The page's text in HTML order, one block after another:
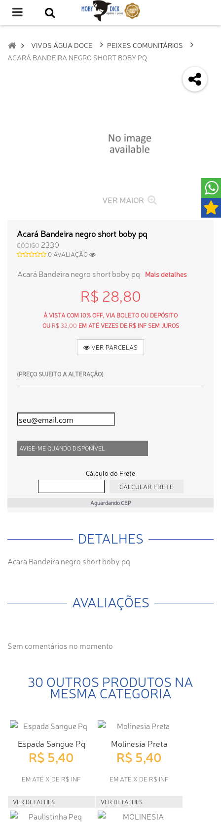
VIVOS ÁGUA DOCE
PEIXES COMUNITÁRIOS
ACARÁ BANDEIRA NEGRO SHORT BOBY PQ
VER MAIOR
Acará Bandeira negro short boby pq
CÓDIGO 2330
0 AVALIAÇÃO
Acará Bandeira negro short boby pq Mais detalhes
R$ 28,80
À VISTA COM 10% OFF, VIA BOLETO OU DEPÓSITO
OU R$ 32,00 EM ATÉ VEZES DE R$ INF SEM JUROS
VER PARCELAS
(PREÇO SUJEITO A ALTERAÇÃO)
AVISE-ME QUANDO DISPONÍVEL
Cálculo do Frete
Aguardando CEP
DETALHES
Acara Bandeira negro short boby pq
AVALIAÇÕES
Sem comentários no momento
30 OUTROS PRODUTOS NA
MESMA CATEGORIA
Espada Sangue Pq
R$ 5,40
EM ATÉ X DE R$ INF
VER DETALHES
Molinesia Preta
R$ 5,40
EM ATÉ X DE R$ INF
VER DETALHES